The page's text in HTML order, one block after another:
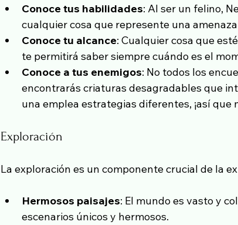
Conoce tus habilidades: Al ser un felino,
cualquier cosa que represente una
Conoce tu alcance: Cualquier cosa que
te permitirá saber siempre cuándo es el
Conoce a tus enemigos: No todos los
encontrarás criaturas desagradables que
una emplea estrategias diferentes, ¡así que
Exploración
La exploración es un componente crucial de la
Hermosos paisajes: El mundo es vasto y
escenarios únicos y hermosos.